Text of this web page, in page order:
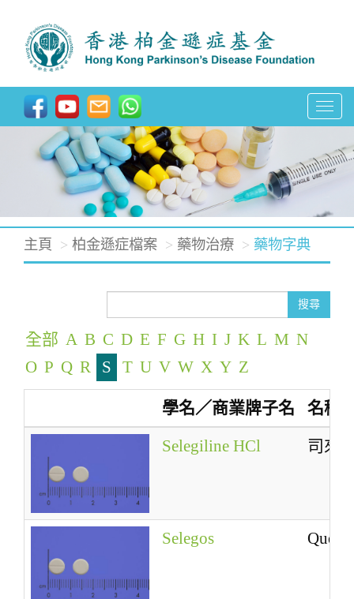
T
g
l
e
t
i
o
主頁 柏金遜症檔案 藥物治療 藥物字典
搜尋
全部 A B C D E F G H I J K L M N
O P Q R S T U V W X Y Z
學名／商業牌子名
名稱
Selegiline HCl
司來
Selegos